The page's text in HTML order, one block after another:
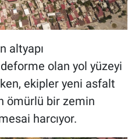
altyapı
deforme olan yol yüzeyi
ekipler yeni asfalt
ömürlü bir zemin
harcıyor.